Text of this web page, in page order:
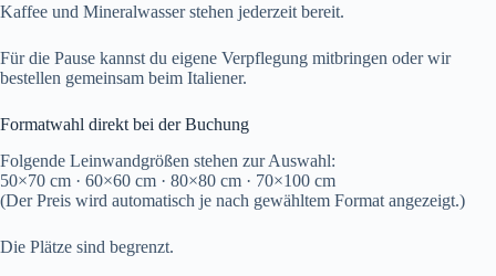
Kaffee und Mineralwasser stehen jederzeit bereit.
Für die Pause kannst du eigene Verpflegung mitbringen oder wir
bestellen gemeinsam beim Italiener.
Formatwahl direkt bei der Buchung
Folgende Leinwandgrößen stehen zur Auswahl:
50×70 cm · 60×60 cm · 80×80 cm · 70×100 cm
(Der Preis wird automatisch je nach gewähltem Format angezeigt.)
Die Plätze sind begrenzt.